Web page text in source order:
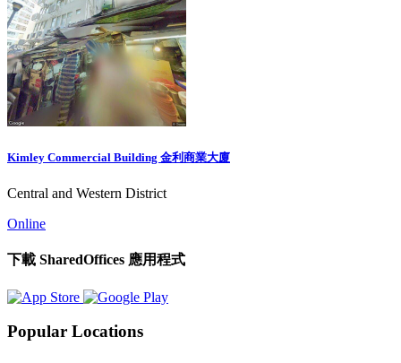
Kimley Commercial Building 金利商業大廈
Central and Western District
Online
下載 SharedOffices 應用程式
Popular Locations